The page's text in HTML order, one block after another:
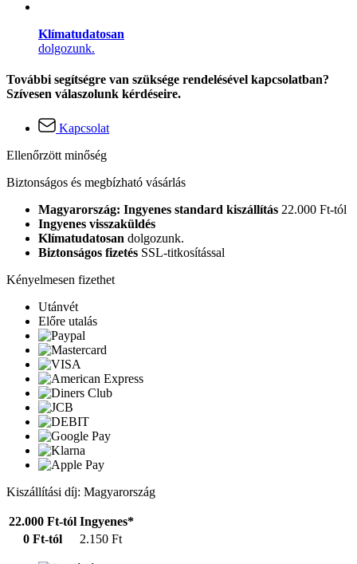
Klímatudatosan
dolgozunk.
További segítségre van szüksége rendelésével kapcsolatban?
Szívesen válaszolunk kérdéseire.
Kapcsolat
Ellenőrzött minőség
Biztonságos és megbízható vásárlás
Magyarország: Ingyenes standard kiszállítás 22.000 Ft-tól
Ingyenes visszaküldés
Klímatudatosan dolgozunk.
Biztonságos fizetés SSL-titkosítással
Kényelmesen fizethet
Utánvét
Előre utalás
Kiszállítási díj: Magyarország
22.000 Ft-tól Ingyenes*
0 Ft-tól
2.150 Ft